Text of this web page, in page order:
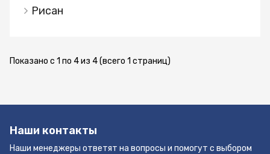
получаете здесь. Покупка этой недвижимости
инвестируете в свое будущее и будущее своих
лучшие годы Вашей жизни! Оформляем вид на
сопровождение!
Рисан
Показано с 1 по 4 из 4 (всего 1 страниц)
Наши контакты
Наши менеджеры ответят на вопросы и помогут с выбором